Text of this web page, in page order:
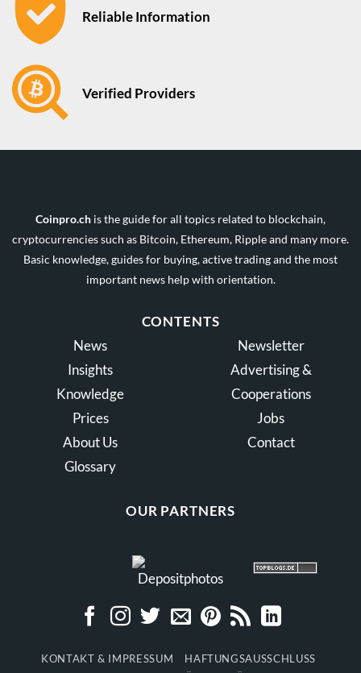
Reliable Information
Verified Providers
Coinpro.ch is the guide for all topics related to blockchain,
cryptocurrencies such as Bitcoin, Ethereum, Ripple and many more.
Basic knowledge, guides for buying, active trading and the most
important news help with orientation.
CONTENTS
News
Insights
Knowledge
Prices
About Us
Glossary
Newsletter
Advertising &
Cooperations
Jobs
Contact
OUR PARTNERS
KONTAKT & IMPRESSUM
HAFTUNGSAUSSCHLUSS